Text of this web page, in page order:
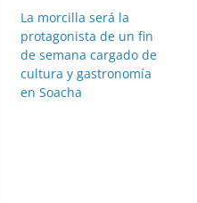
La morcilla será la
protagonista de un fin
de semana cargado de
cultura y gastronomía
en Soacha